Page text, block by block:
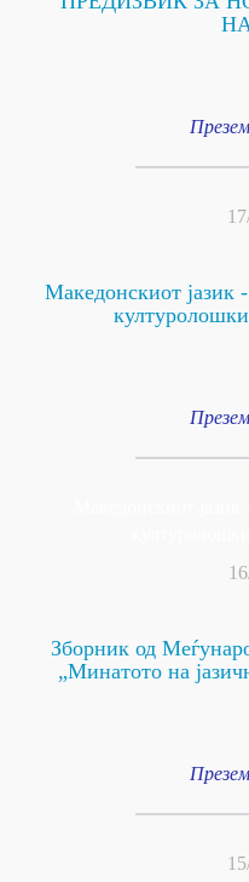
Македонскиот
Зборник од
„Минатото на